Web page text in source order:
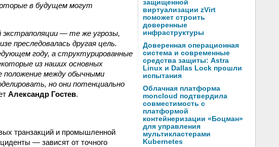
в будущем могут
экстраполяции — те же угрозы,
преследовалась другая цель.
году, а структурированные
из наших основных
положение между обычными
но они потенциально
Александр Гостев.
транзакций и промышленной
— зависят от точного
защищенной
виртуализации zVirt
поможет строить
доверенные
инфраструктуры
Доверенная операционная
система и современные
средства защиты: Astra
Linux и Dallas Lock прошли
испытания
Облачная платформа
moncloud подтвердила
совместимость с
платформой
контейнеризации «Боцман»
для управления
мультикластерами
Kubernetes